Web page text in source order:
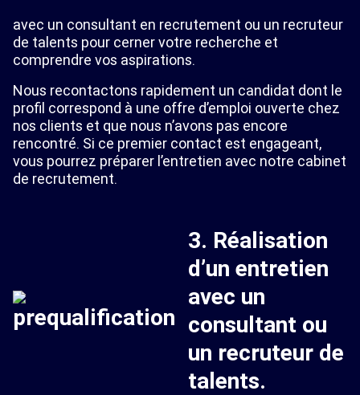
avec un consultant en recrutement ou un recruteur
de talents pour cerner votre recherche et
comprendre vos aspirations.
Nous recontactons rapidement un candidat dont le
profil correspond à une offre d’emploi ouverte chez
nos clients et que nous n’avons pas encore
rencontré. Si ce premier contact est engageant,
vous pourrez préparer l’entretien avec notre cabinet
de recrutement.
3. Réalisation
d’un entretien
avec un
consultant ou
un recruteur de
talents.